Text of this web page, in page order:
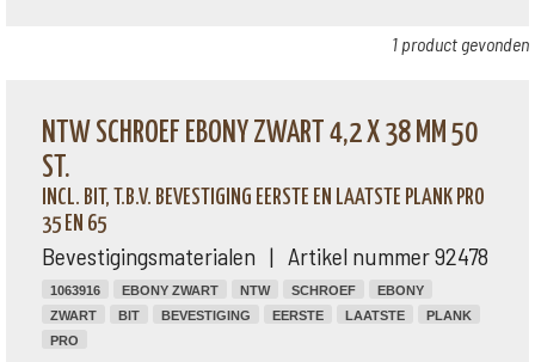
1 product gevonden
NTW SCHROEF EBONY ZWART 4,2 X 38 MM 50
ST.
INCL. BIT, T.B.V. BEVESTIGING EERSTE EN LAATSTE PLANK PRO
35 EN 65
Bevestigingsmaterialen | Artikel nummer 92478
1063916 EBONY ZWART NTW SCHROEF
EBONY
ZWART
BIT BEVESTIGING EERSTE LAATSTE
PLANK
PRO